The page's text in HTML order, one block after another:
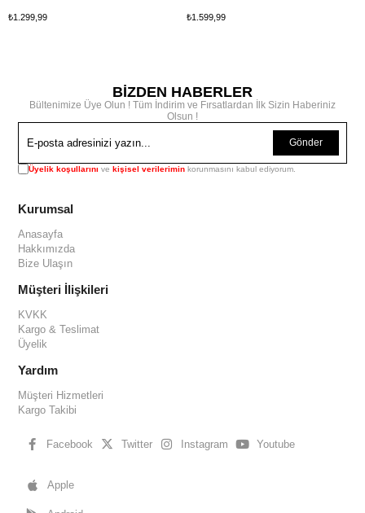
₺1.299,99 ₺1.599,99
BİZDEN HABERLER
Bültenimize Üye Olun ! Tüm İndirim ve Fırsatlardan İlk Sizin Haberiniz
Olsun !
Gönder
Üyelik koşullarını vekişisel verilerimin korunmasını kabul ediyorum.
Kurumsal
Anasayfa
Hakkımızda
Bize Ulaşın
Müşteri İlişkileri
KVKK
Kargo & Teslimat
Üyelik
Yardım
Müşteri Hizmetleri
Kargo Takibi
Facebook Twitter Instagram Youtube
Apple